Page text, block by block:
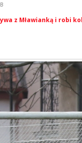
z Mławianką i robi